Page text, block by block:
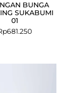
BUNGA
SUKABUMI
01
681.250